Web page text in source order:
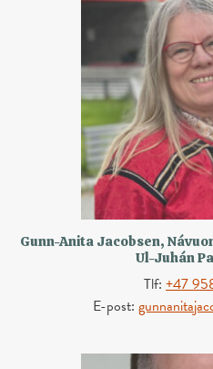
Gunn-Anita Jacobsen,
Ul-Juhán
Tlf: +47
E-post: